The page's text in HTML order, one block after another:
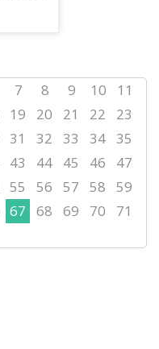
7 8 9 10
11
19 20 21 22
23
31 32 33 34 35
43 44 45 46
47
55 56 57 58
59
67 68 69 70
71